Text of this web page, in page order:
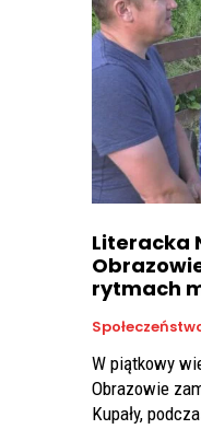
Literacka
rytmach
W piątkowy
Obrazowie
Kupały,